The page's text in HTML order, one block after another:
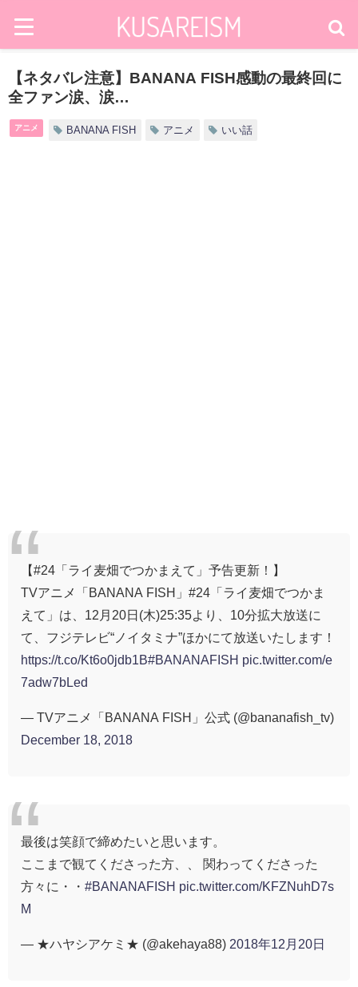
【ネタバレ注意】BANANA FISH感動の最終回に
全ファン涙、涙…
アニメ BANANA FISH アニメ いい話
【#24「ライ麦畑でつかまえて」予告更新！】
TVアニメ「BANANA FISH」#24「ライ麦畑でつかま
えて」は、12月20日(木)25:35より、10分拡大放送に
て、フジテレビ“ノイタミナ”ほかにて放送いたします！
https://t.co/Kt6o0jdb1B#BANANAFISH pic.twitter.com/e
7adw7bLed
— TVアニメ「BANANA FISH」公式 (@bananafish_tv)
December 18, 2018
最後は笑顔で締めたいと思います。
ここまで観てくださった方、、 関わってくださった
方々に・・ #BANANAFISH pic.twitter.com/KFZNuhD7s
M
— ★ハヤシアケミ★ (@akehaya88) 2018年12月20日